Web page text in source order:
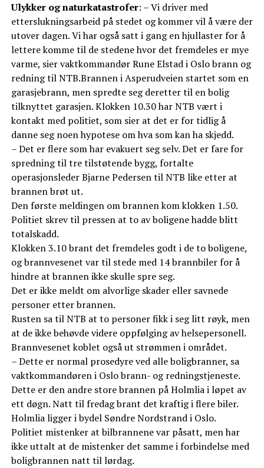
Ulykker og naturkatastrofer: – Vi driver med
etterslukningsarbeid på stedet og kommer vil å være der
utover dagen. Vi har også satt i gang en hjullaster for å
lettere komme til de stedene hvor det fremdeles er mye
varme, sier vaktkommandør Rune Elstad i Oslo brann og
redning til NTB.Brannen i Asperudveien startet som en
garasjebrann, men spredte seg deretter til en bolig
tilknyttet garasjen. Klokken 10.30 har NTB vært i
kontakt med politiet, som sier at det er for tidlig å
danne seg noen hypotese om hva som kan ha skjedd.
– Det er flere som har evakuert seg selv. Det er fare for
spredning til tre tilstøtende bygg, fortalte
operasjonsleder Bjarne Pedersen til NTB like etter at
brannen brøt ut.
Den første meldingen om brannen kom klokken 1.50.
Politiet skrev til pressen at to av boligene hadde blitt
totalskadd.
Klokken 3.10 brant det fremdeles godt i de to boligene,
og brannvesenet var til stede med 14 brannbiler for å
hindre at brannen ikke skulle spre seg.
Det er ikke meldt om alvorlige skader eller savnede
personer etter brannen.
Rusten sa til NTB at to personer fikk i seg litt røyk, men
at de ikke behøvde videre oppfølging av helsepersonell.
Brannvesenet koblet også ut strømmen i området.
– Dette er normal prosedyre ved alle boligbranner, sa
vaktkommandøren i Oslo brann- og redningstjeneste.
Dette er den andre store brannen på Holmlia i løpet av
ett døgn. Natt til fredag brant det kraftig i flere biler.
Holmlia ligger i bydel Søndre Nordstrand i Oslo.
Politiet mistenker at bilbrannene var påsatt, men har
ikke uttalt at de mistenker det samme i forbindelse med
boligbrannen natt til lørdag.